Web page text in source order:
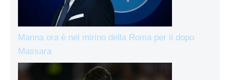
Manna ora è nel mirino della Roma per il dopo
Massara